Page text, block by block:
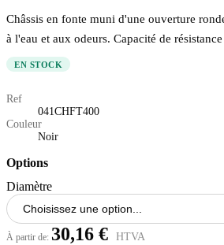
Châssis en fonte muni d'une ouverture
à l'eau et aux odeurs. Capacité de
EN STOCK
Ref
041CHFT400
Couleur
Noir
Options
Diamètre
À partir de: 30,16 € HTVA